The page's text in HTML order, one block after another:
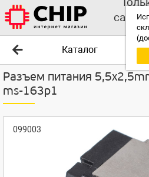
Каталог
Разъем питания
ms-163p1
099003